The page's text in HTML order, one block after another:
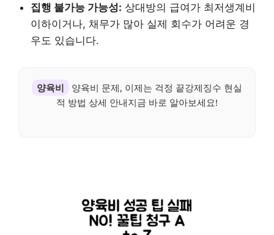
집행 불가능 가능성: 상대방의 급여가 최저생계비
이하이거나, 채무가 많아 실제 회수가 어려운 경
우도 있습니다.
양육비
양육비 문제, 이제는 걱정 끝강제징수 현실
적 방법 상세 안내지금 바로 알아보세요!